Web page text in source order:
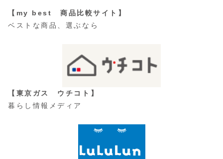
【my best 商品比較サイト】
ベストな商品、選ぶなら
【東京ガス ウチコト】
暮らし情報メディア